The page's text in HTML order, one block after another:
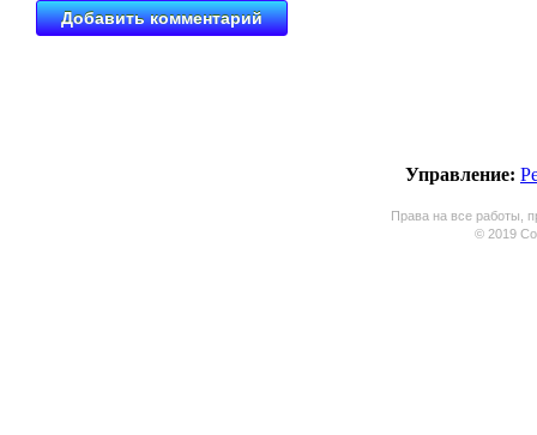
Управление:
Права на все работы,
© 2019